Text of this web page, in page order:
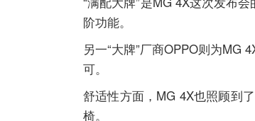
阶功能。
另一“大牌”厂商OPPO则为MG
可。
舒适性方面，MG 4X也照顾到
椅。